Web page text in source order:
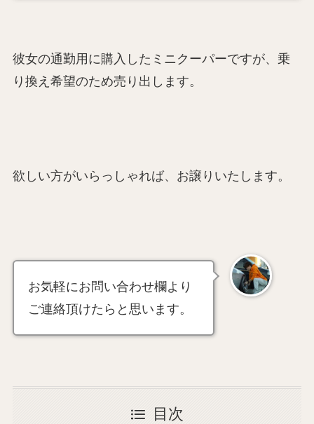
彼女の通勤用に購入したミニクーパーですが、乗
り換え希望のため売り出します。
欲しい方がいらっしゃれば、お譲りいたします。
お気軽にお問い合わせ欄より
ご連絡頂けたらと思います。
目次